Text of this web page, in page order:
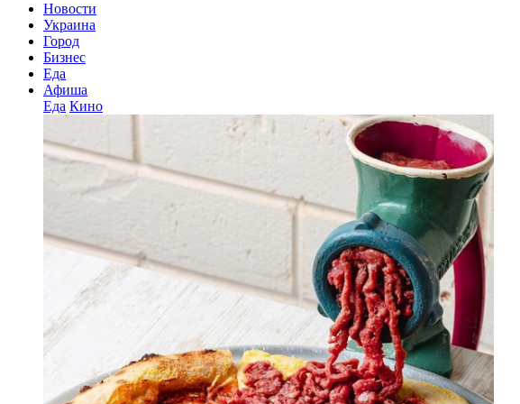
Новости
Украина
Город
Бизнес
Еда
Афиша
Еда Кино